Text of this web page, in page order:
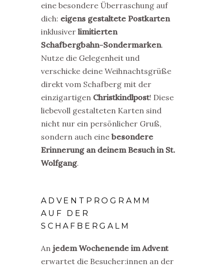
eine besondere Überraschung auf
dich: eigens gestaltete Postkarten
inklusiver limitierten
Schafbergbahn-Sondermarken.
Nutze die Gelegenheit und
verschicke deine Weihnachtsgrüße
direkt vom Schafberg mit der
einzigartigen Christkindlpost! Diese
liebevoll gestalteten Karten sind
nicht nur ein persönlicher Gruß,
sondern auch eine besondere
Erinnerung an deinem Besuch in St.
Wolfgang.
ADVENTPROGRAMM
AUF DER
SCHAFBERGALM
An jedem Wochenende im Advent
erwartet die Besucher:innen an der